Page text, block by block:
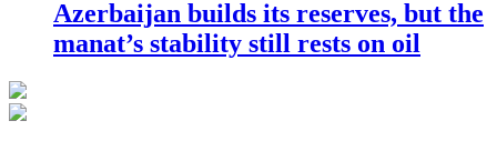
Azerbaijan builds its reserves, but the
manat’s stability still rests on oil